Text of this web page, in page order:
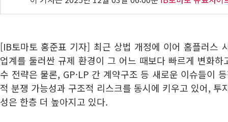
[IB토마토 홍준표 기자] 최근 상법 개정에 이어 홈플러스
업계를 둘러싼 규제 환경이 그 어느 때보다 빠르게 변화하
수 전략은 물론, GP·LP 간 계약구조 등 새로운 이슈들이
적 분쟁 가능성과 구조적 리스크를 동시에 키우고 있어, 투
성은 한층 더 높아지고 있다.